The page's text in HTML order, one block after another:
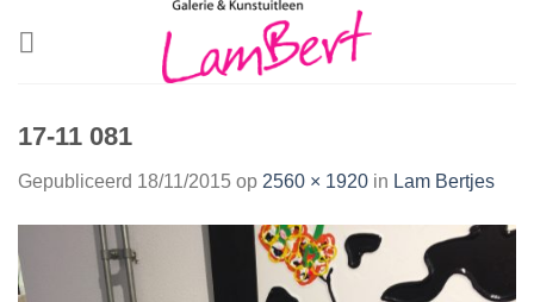
17-11 081
Gepubliceerd 18/11/2015 op 2560 × 1920 in Lam Bertjes